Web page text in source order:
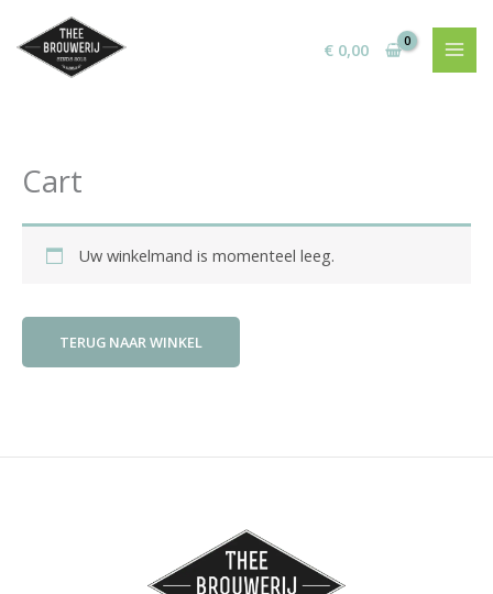
naar
€0,00
Cart
Uw winkelmand is momenteel leeg.
TERUG NAAR WINKEL